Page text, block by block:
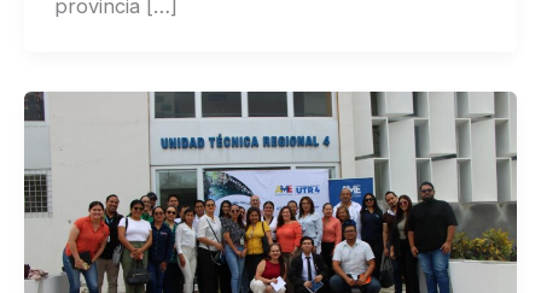
provincia […]